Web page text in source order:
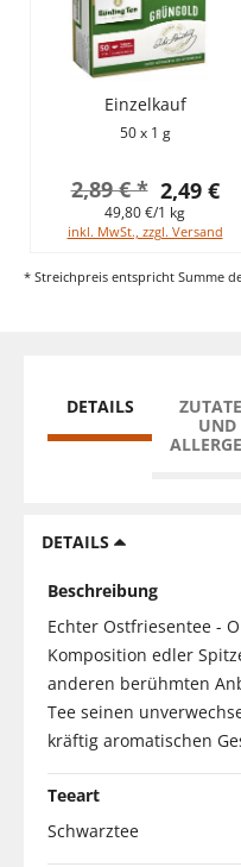
Einzelkauf
50 x 1 g
2,49 €
2,89 € *
49,80 €/1 kg
inkl. MwSt., zzgl. Versand
* Streichpreis entspricht Summe
DETAILS
UND
DETAILS
Beschreibung
Echter Ostfriesentee -
Komposition edler
anderen berühmten
Tee seinen
kräftig aromatischen
Teeart
Schwarztee